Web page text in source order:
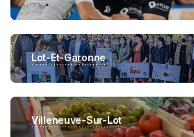
Lot-Et-Garonne
Villeneuve-Sur-Lot